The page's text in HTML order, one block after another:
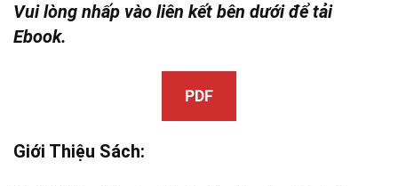
Vui lòng nhấp vào liên kết bên dưới để tải
Ebook.
PDF
Giới Thiệu Sách: